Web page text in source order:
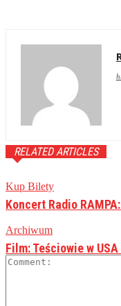
RELATED ARTICLES
Kup Bilety
Koncert Radio
Archiwum
Film: Teściowie w